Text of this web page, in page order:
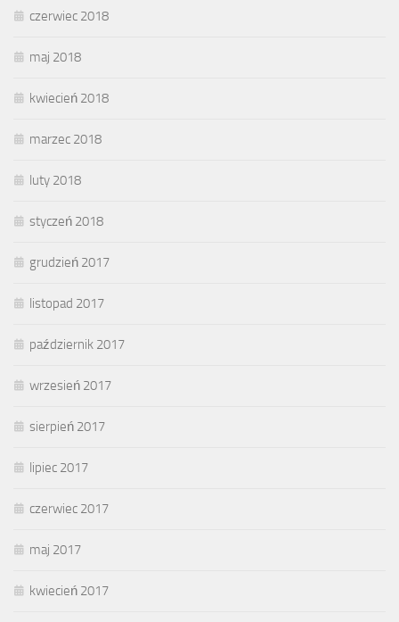
czerwiec 2018
maj 2018
kwiecień 2018
marzec 2018
luty 2018
styczeń 2018
grudzień 2017
listopad 2017
październik 2017
wrzesień 2017
sierpień 2017
lipiec 2017
czerwiec 2017
maj 2017
kwiecień 2017